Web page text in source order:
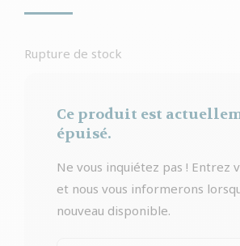
Rupture de stock
Ce produit est
épuisé.
Ne vous inquiétez pas ! Entrez
et nous vous informerons
nouveau disponible.